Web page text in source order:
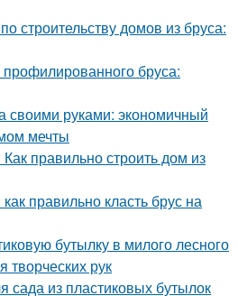
строительству домов из бруса:
профилированного бруса:
своими руками: экономичный
мечты
правильно строить дом из
правильно класть брус на
бутылку в милого лесного
творческих рук
сада из пластиковых бутылок